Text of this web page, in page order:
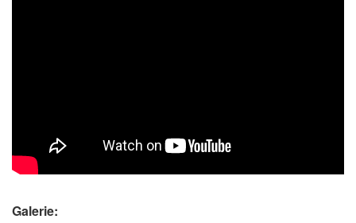
Galerie: